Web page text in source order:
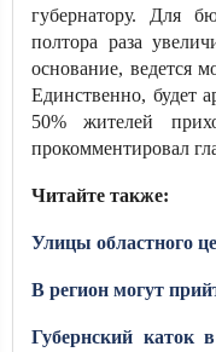
губернатору. Для
полтора раза
основание, ведется
Единственно, будет
50% жителей
прокомментировал
Читайте также:
Улицы областного
В регион могут
Губернский каток